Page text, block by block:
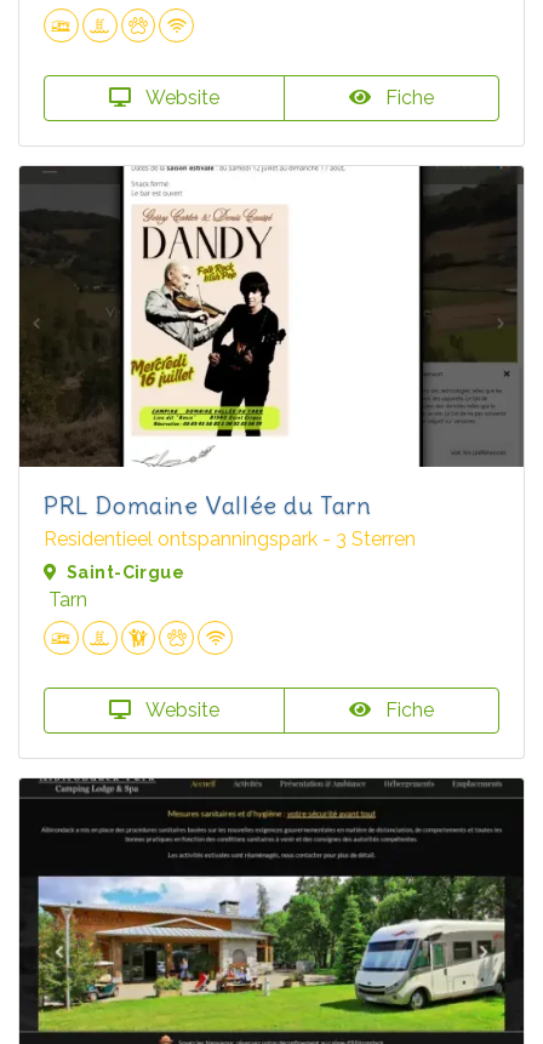
Website Fiche
PRL Domaine Vallée du Tarn
Residentieel ontspanningspark - 3 Sterren
Saint-Cirgue
Tarn
Website Fiche